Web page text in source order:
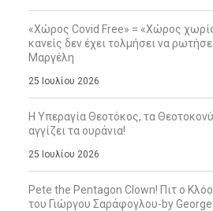
«Χώρος Covid Free» = «Χώρος
κανείς δεν έχει τολμήσει να
Μαργέλη
25 Ιουλίου 2026
Η Υπεραγία Θεοτόκος, τα
αγγίζει τα ουράνια!
25 Ιουλίου 2026
Pete the Pentagon Clown! Πιτ ο
του Γιώργου Σαράφογλου-by